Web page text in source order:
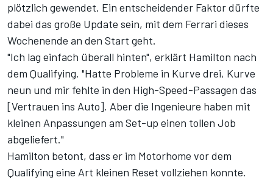
plötzlich gewendet. Ein entscheidender Faktor dürfte
dabei das große Update sein, mit dem Ferrari dieses
Wochenende an den Start geht.
"Ich lag einfach überall hinten", erklärt Hamilton nach
dem Qualifying. "Hatte Probleme in Kurve drei, Kurve
neun und mir fehlte in den High-Speed-Passagen das
[Vertrauen ins Auto]. Aber die Ingenieure haben mit
kleinen Anpassungen am Set-up einen tollen Job
abgeliefert."
Hamilton betont, dass er im Motorhome vor dem
Qualifying eine Art kleinen Reset vollziehen konnte.